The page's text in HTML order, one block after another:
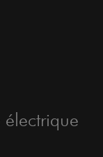
électrique